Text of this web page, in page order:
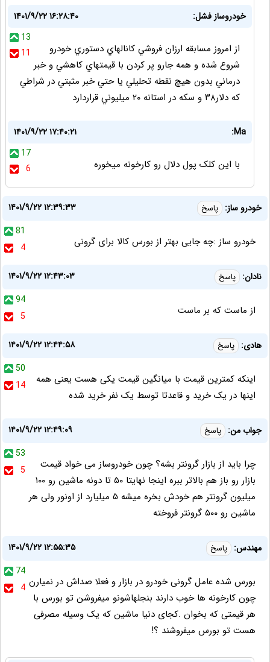
خودروساز فشل:
۱۴۰۱/۹/۲۲ ۱۶:۲۸:۴۰
13
11
از امروز مسابقه ارزان فروشي كانالهاي دستوري خودرو
شروع شده و همه جارو پر كردن با قيمتهاي كاهشي و خبر
درماني بدون هيچ نقطه تحليلي يا حتي خبر مثبتي در شراطي
كه دلار٣٨ و سكه در استانه ٢٠ ميليوني قراردارد
Ma:
۱۴۰۱/۹/۲۲ ۱۷:۴۰:۲۱
17
6
با این کلک پول دلال رو کارخونه میخوره
خودرو ساز: پاسخ
۱۴۰۱/۹/۲۲ ۱۲:۳۹:۳۳
81
4
خودرو ساز :چه جایی بهتر از بورس کالا برای گرونی
نادان: پاسخ
۱۴۰۱/۹/۲۲ ۱۲:۴۳:۰۳
94
5
از ماست که بر ماست
هادی: پاسخ
۱۴۰۱/۹/۲۲ ۱۲:۴۴:۵۸
50
14
اینکه کمترین قیمت با میانگین قیمت یکی هست یعنی همه
اینها در یک خرید و قاعدتا توسط یک نفر خرید شده
جواب من: پاسخ
۱۴۰۱/۹/۲۲ ۱۲:۴۹:۰۹
53
5
چرا باید از بازار گرونتر بشه؟ چون خودروساز می خواد قیمت
بازار رو باز هم بالاتر ببره اینجا نهایتا ۵۰ تا دونه ماشین رو ۱۰۰
میلیون گرونتر هم خودش بخره میشه ۵ میلیارد از اونور ولی هر
ماشین رو ۵۰۰ گرونتر فروخته
مهندس: پاسخ
۱۴۰۱/۹/۲۲ ۱۲:۵۵:۳۵
74
4 بورس شده عامل گرونی خودرو در بازار و فعلا صداش در نمیارن
چون کارخونه ها خوب دارند بنجلهاشونو میفروشن تو بورس با
هر قیمتی که بخوان .کجای دنیا ماشین که یک وسیله مصرفی
هست تو بورس میفروشند ؟!